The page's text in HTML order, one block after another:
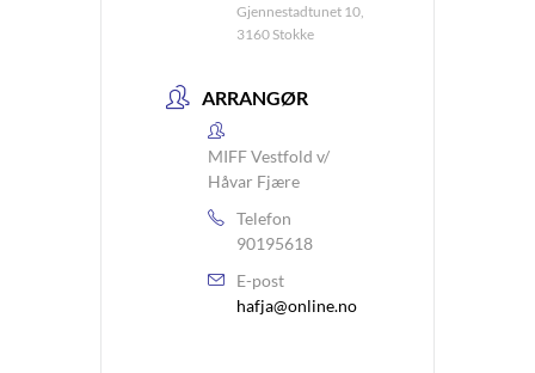
Gjennestadtunet 10,
3160 Stokke
ARRANGØR
MIFF Vestfold v/
Håvar Fjære
Telefon
90195618
E-post
hafja@online.no